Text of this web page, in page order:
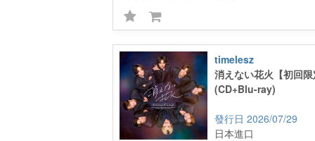
timelesz
消えない花火【初回
(CD+Blu-ray)
2026/07/29
日本進口